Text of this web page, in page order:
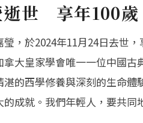
逝世 享年100歲
，於2024年11月24日去世
大皇家學會唯一一位中國
的西學修養與深刻的生命
成就。我們年輕人，要共